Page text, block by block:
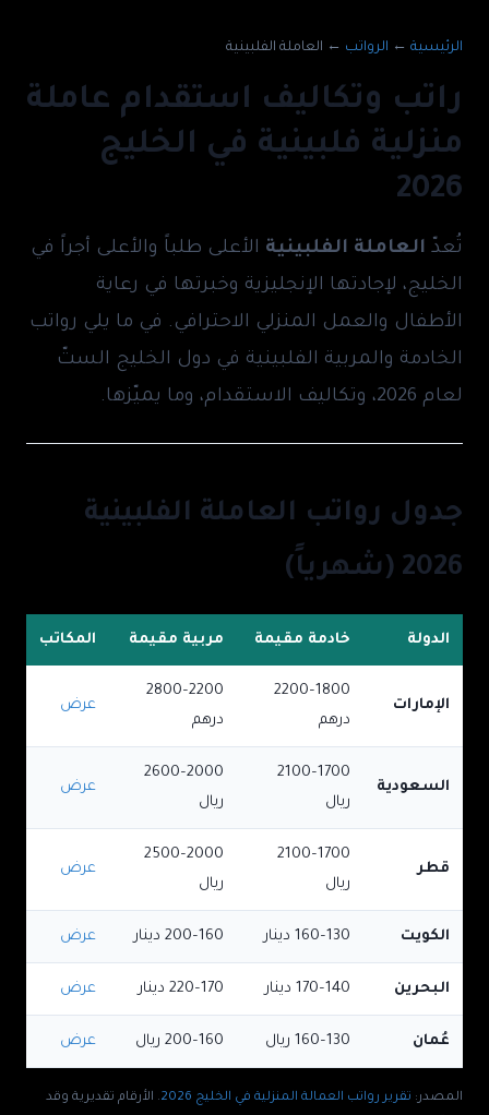
الرئيسية ← الرواتب ← العاملة الفلبينية
راتب وتكاليف استقدام عاملة
منزلية فلبينية في الخليج
2026
تُعدّ العاملة الفلبينية الأعلى طلباً والأعلى أجراً في
الخليج، لإجادتها الإنجليزية وخبرتها في رعاية
الأطفال والعمل المنزلي الاحترافي. في ما يلي رواتب
الخادمة والمربية الفلبينية في دول الخليج الستّ
لعام 2026، وتكاليف الاستقدام، وما يميّزها.
جدول رواتب العاملة الفلبينية
2026 (شهرياً)
الدولة خادمة مقيمة مربية مقيمة المكاتب
الإمارات
1800–2200
درهم
2200–2800
درهم
عرض
السعودية
1700–2100
ريال
2000–2600
ريال
عرض
قطر
1700–2100
ريال
2000–2500
ريال
عرض
الكويت 130–160 دينار 160–200 دينار عرض
البحرين 140–170 دينار 170–220 دينار عرض
عُمان 130–160 ريال 160–200 ريال عرض
المصدر: تقرير رواتب العمالة المنزلية في الخليج 2026
. الأرقام تقديرية وقد